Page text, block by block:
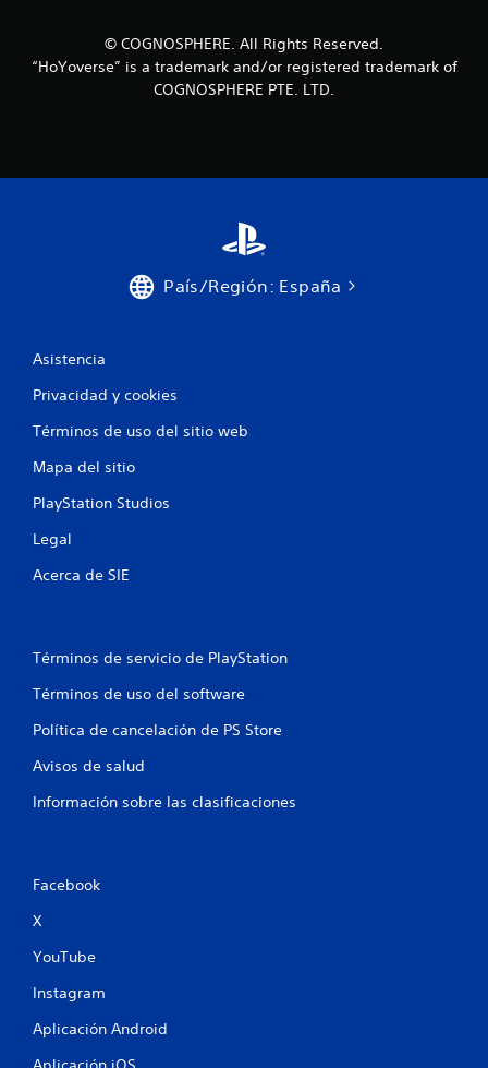
o
s
© COGNOSPHERE. All Rights Reserved.
“HoYoverse” is a trademark and/or registered trademark of
COGNOSPHERE PTE. LTD.
País/Región: España
Asistencia
Privacidad y cookies
Términos de uso del sitio web
Mapa del sitio
PlayStation Studios
Legal
Acerca de SIE
Términos de servicio de PlayStation
Términos de uso del software
Política de cancelación de PS Store
Avisos de salud
Información sobre las clasificaciones
Facebook
X
YouTube
Instagram
Aplicación Android